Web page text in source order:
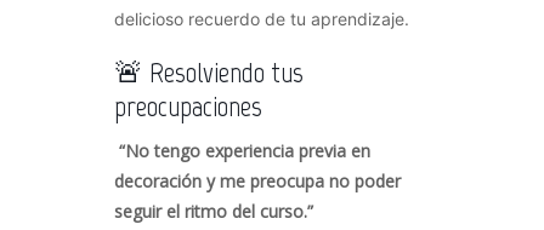
delicioso recuerdo de tu aprendizaje.
🚨 Resolviendo tus
preocupaciones
“No tengo experiencia previa en
decoración y me preocupa no poder
seguir el ritmo del curso.”